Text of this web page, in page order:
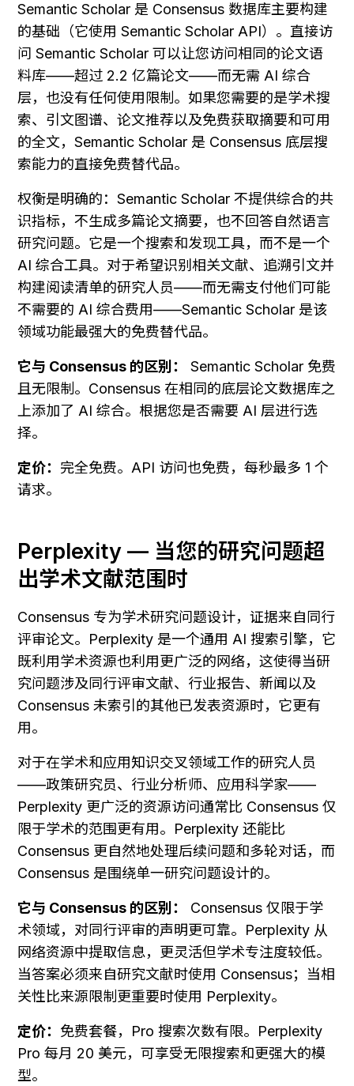
Semantic Scholar 是 Consensus 数据库主要构建
的基础（它使用 Semantic Scholar API）。直接访
问 Semantic Scholar 可以让您访问相同的论文语
料库——超过 2.2 亿篇论文——而无需 AI 综合
层，也没有任何使用限制。如果您需要的是学术搜
索、引文图谱、论文推荐以及免费获取摘要和可用
的全文，Semantic Scholar 是 Consensus 底层搜
索能力的直接免费替代品。
权衡是明确的：Semantic Scholar 不提供综合的共
识指标，不生成多篇论文摘要，也不回答自然语言
研究问题。它是一个搜索和发现工具，而不是一个
AI 综合工具。对于希望识别相关文献、追溯引文并
构建阅读清单的研究人员——而无需支付他们可能
不需要的 AI 综合费用——Semantic Scholar 是该
领域功能最强大的免费替代品。
它与 Consensus 的区别：
Semantic Scholar 免费
且无限制。Consensus 在相同的底层论文数据库之
上添加了 AI 综合。根据您是否需要 AI 层进行选
择。
定价： 完全免费。API 访问也免费，每秒最多 1 个
请求。
Perplexity — 当您的研究问题超
出学术文献范围时
Consensus 专为学术研究问题设计，证据来自同行
评审论文。Perplexity 是一个通用 AI 搜索引擎，它
既利用学术资源也利用更广泛的网络，这使得当研
究问题涉及同行评审文献、行业报告、新闻以及
Consensus 未索引的其他已发表资源时，它更有
用。
对于在学术和应用知识交叉领域工作的研究人员
——政策研究员、行业分析师、应用科学家——
Perplexity 更广泛的资源访问通常比 Consensus 仅
限于学术的范围更有用。Perplexity 还能比
Consensus 更自然地处理后续问题和多轮对话，而
Consensus 是围绕单一研究问题设计的。
它与 Consensus 的区别：
Consensus 仅限于学
术领域，对同行评审的声明更可靠。Perplexity 从
网络资源中提取信息，更灵活但学术专注度较低。
当答案必须来自研究文献时使用 Consensus；当相
关性比来源限制更重要时使用 Perplexity。
定价： 免费套餐，Pro 搜索次数有限。Perplexity
Pro 每月 20 美元，可享受无限搜索和更强大的模
型。